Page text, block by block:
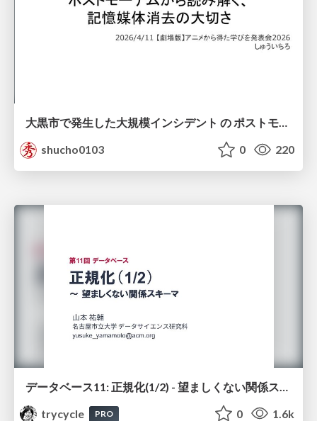
大黒市で発生した大規模インシデント の ポストモーテムから読み解く、 記憶媒体消去の大切さ
shucho0103
0 220
trycycle
PRO 0 1.6k